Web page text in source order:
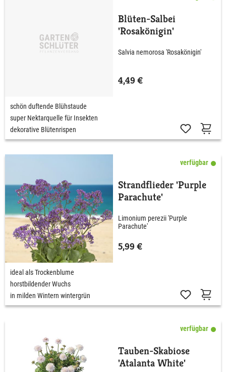
Blüten-Salbei
'Rosakönigin'
Salvia nemorosa 'Rosakönigin'
4,49 €
schön duftende Blühstaude
super Nektarquelle für Insekten
dekorative Blütenrispen
verfügbar
Strandflieder 'Purple
Parachute'
Limonium perezii 'Purple
Parachute'
5,99 €
ideal als Trockenblume
horstbildender Wuchs
in milden Wintern wintergrün
verfügbar
Tauben-Skabiose
'Atalanta White'